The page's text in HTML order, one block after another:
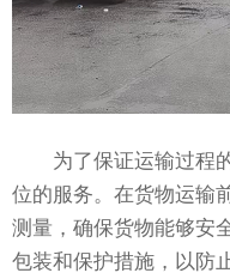
为了保证运输过程的
位的服务。在货物运输
测量，确保货物能够安
包装和保护措施，以防